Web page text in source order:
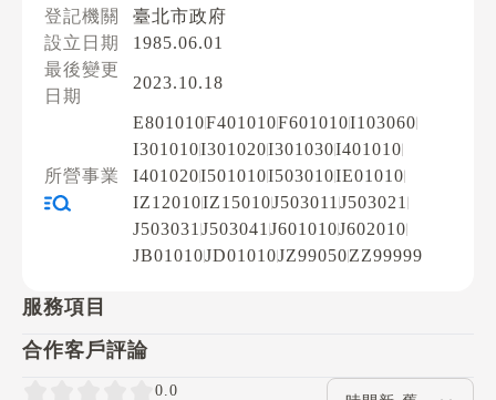
登記機關
臺北市政府
設立日期
1985.06.01
最後變更
日期
2023.10.18
所營事業
E801010F401010F601010I103060
I301010I301020I301030I401010
I401020I501010I503010IE01010
IZ12010IZ15010J503011 J503021
J503031 J503041 J601010J602010
JB01010JD01010JZ99050ZZ99999
服務項目
合作客戶評論
0.0
評論排序